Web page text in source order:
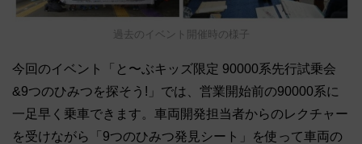
過去のイベント開催時の様子
今回のイベント「と〜ぶキッズ限定 90000系先行試乗会
&9つのひみつを探そう!」では、営業開始前の90000系に
一足早く乗車できます。車両開発担当者からのレクチャー
を受けながら「9つのひみつ発見シート」を使って車両の